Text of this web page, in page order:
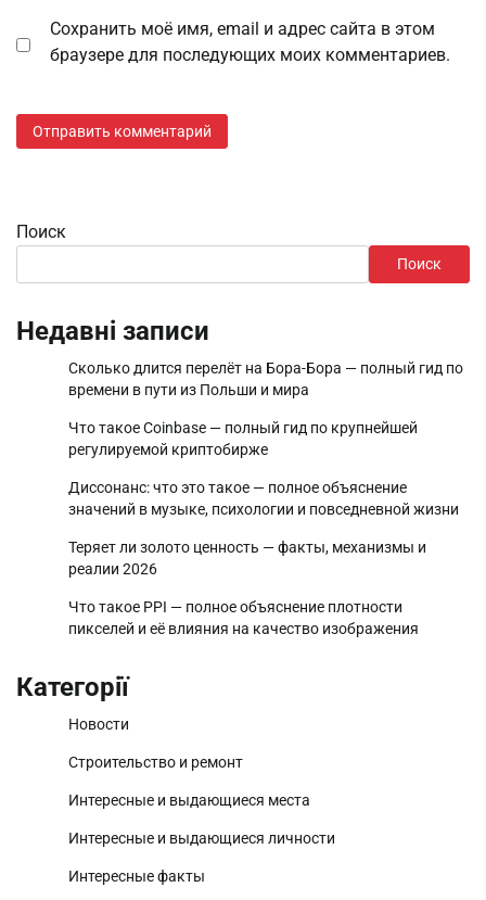
Сохранить моё имя, email и адрес сайта в этом
браузере для последующих моих комментариев.
Поиск
Поиск
Недавні записи
Сколько длится перелёт на Бора-Бора — полный гид по
времени в пути из Польши и мира
Что такое Coinbase — полный гид по крупнейшей
регулируемой криптобирже
Диссонанс: что это такое — полное объяснение
значений в музыке, психологии и повседневной жизни
Теряет ли золото ценность — факты, механизмы и
реалии 2026
Что такое PPI — полное объяснение плотности
пикселей и её влияния на качество изображения
Категорії
Новости
Строительство и ремонт
Интересные и выдающиеся места
Интересные и выдающиеся личности
Интересные факты